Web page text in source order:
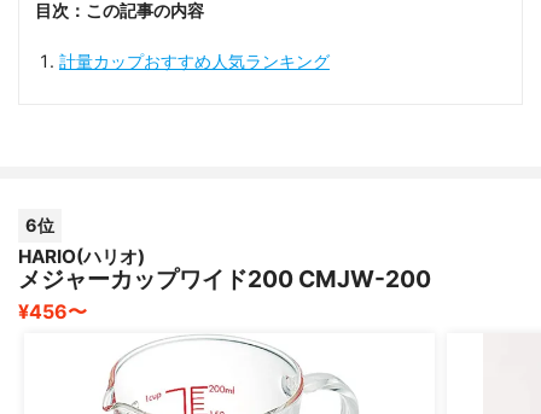
目次：この記事の内容
計量カップおすすめ人気ランキング
6位
HARIO(ハリオ)
メジャーカップワイド200 CMJW-200
¥456〜